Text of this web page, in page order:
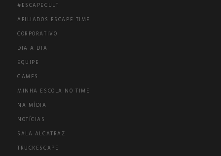
#ESCAPECULT
AFILIADOS ESCAPE TIME
CORPORATIVO
DIA A DIA
EQUIPE
GAMES
MINHA ESCOLA NO TIME
NA MÍDIA
NOTÍCIAS
SALA ALCATRAZ
TRUCKESCAPE